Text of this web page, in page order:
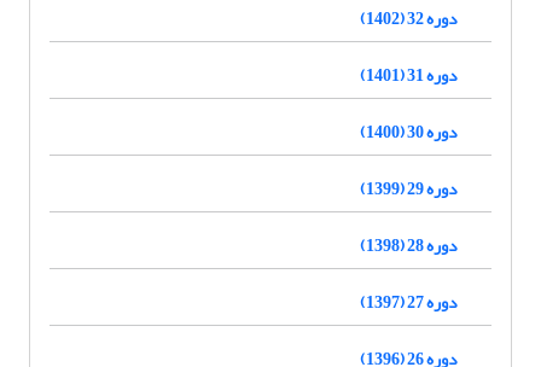
دوره 32 (1402)
دوره 31 (1401)
دوره 30 (1400)
دوره 29 (1399)
دوره 28 (1398)
دوره 27 (1397)
دوره 26 (1396)